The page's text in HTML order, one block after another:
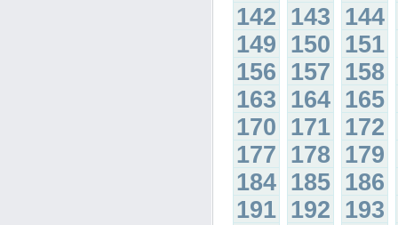
142 143 144
149 150 151
156 157 158
163 164 165
170 171 172
177 178 179
184 185 186
191 192 193